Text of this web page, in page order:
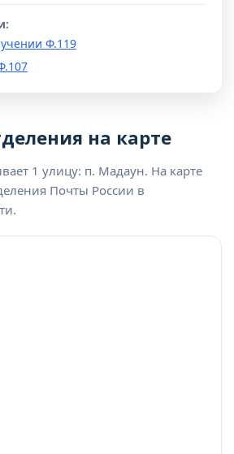
Ф.119
на карте
1 улицу: п. Мадаун. На карте
Почты России в